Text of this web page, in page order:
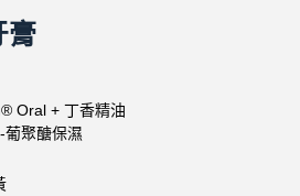
膏
Oral + 丁香精油
聚醣保濕